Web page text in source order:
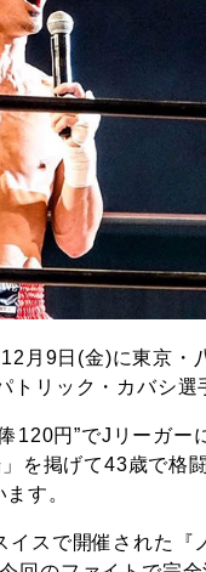
月9日(金)に東京・
リック・カバシ選
120円”でJリーガ
を掲げて43歳で格
す。
スで開催された『